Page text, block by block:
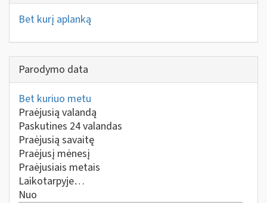
Bet kurį aplanką
Parodymo data
Bet kuriuo metu
Praėjusią valandą
Paskutines 24 valandas
Praėjusią savaitę
Praėjusį mėnesį
Praėjusiais metais
Laikotarpyje…
Nuo